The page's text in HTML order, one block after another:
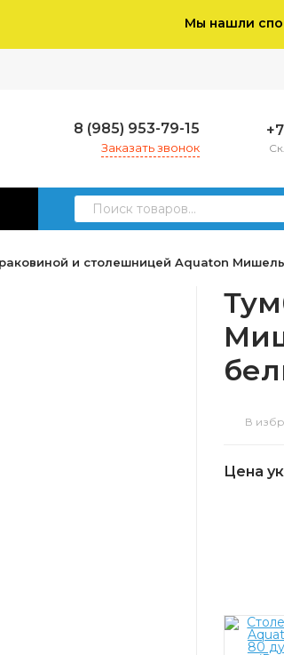
Мы нашли
8 (985) 953-79-15
Заказать звонок
и столешницей Aquaton
В
Цена